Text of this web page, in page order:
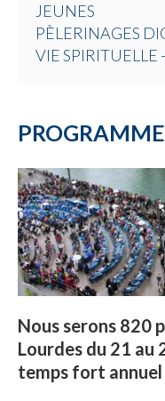
JEUNES
PÈLERINAGES
VIE SPIRITUELLE
PROGRAMME
Nous serons 820
Lourdes du 21 au
temps fort annuel